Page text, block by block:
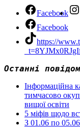
Facebook
Facebook
https://
Останні
Інформаційна
тимчасово
вищої освіти
5 міфів щодо
З 01.06 по